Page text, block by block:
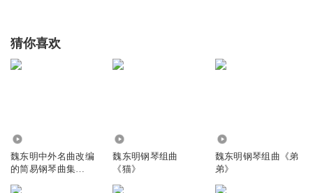
猜你喜欢
魏东明中外名曲改编
的简易钢琴曲集
魏东明钢琴组曲
《猫》
魏东明钢琴组曲《弟
弟》